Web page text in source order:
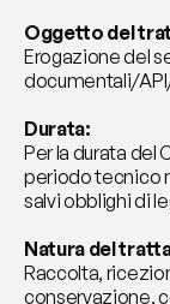
Oggetto del
Erogazione del
documentali/
Durata:
Per la durata del
periodo tecnico
salvi obblighi di
Natura del
Raccolta,
conservazione,